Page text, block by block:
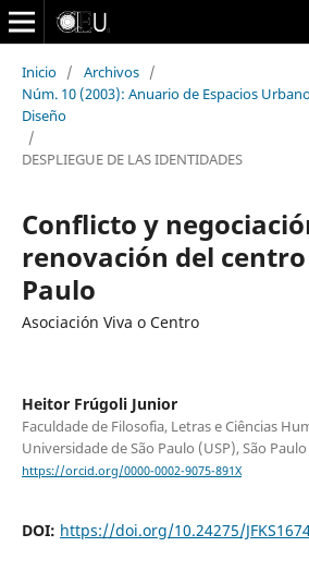
Inicio / Archivos /
Núm. 10 (2003): Anuario de Espacios
Diseño
/
DESPLIEGUE DE LAS IDENTIDADES
Conflicto y
renovación del centro
Paulo
Asociación Viva o Centro
Heitor Frúgoli Junior
Faculdade de Filosofia, Letras e Ciências
Universidade de São Paulo (USP), São
https://orcid.org/0000-0002-9075-891X
DOI: https://doi.org/10.24275/